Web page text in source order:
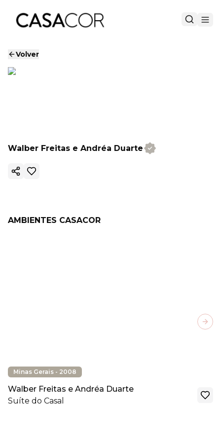
Volver
Walber Freitas e Andréa Duarte
Copiar enlace
AMBIENTES CASACOR
Minas Gerais - 2008
Walber Freitas e Andréa Duarte
Suíte do Casal